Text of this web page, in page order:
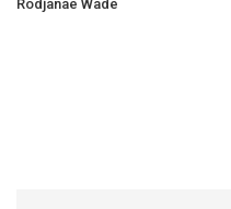
Rodjanae Wade